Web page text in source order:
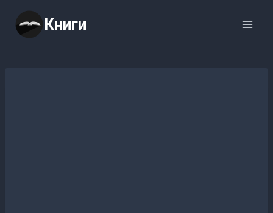
содержимому
Книги